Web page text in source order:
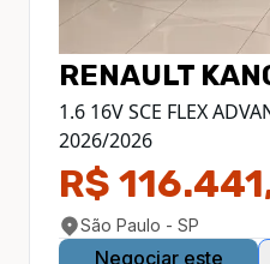
RENAULT
1.6 16V SCE FLEX
2026/2026
R$
São Paulo - SP
Negociar este